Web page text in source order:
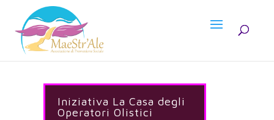
Iniziativa La Casa degli
Operatori Olistici